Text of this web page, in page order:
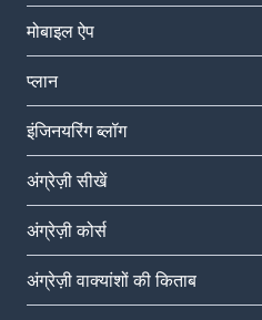
मोबाइल ऐप
प्‍लान
इंजिनयरिंग ब्लॉग
अंग्रेज़ी सीखें
अंग्रेज़ी कोर्स
अंग्रेज़ी वाक्यांशों की किताब